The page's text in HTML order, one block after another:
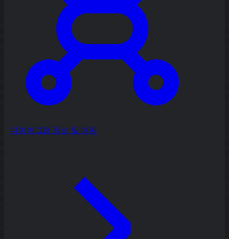
다이어그램 작성 및 매핑